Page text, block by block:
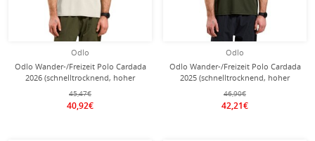
Odlo
Odlo Wander-/Freizeit Polo Cardada
2026 (schnelltrocknend, hoher
Tragekomfort) gardenia beige
Herren
45,47€
40,92€
Odlo
Odlo Wander-/Freizeit Polo Cardada
2025 (schnelltrocknend, hoher
Tragekomfort) khaki/grün Herren
46,90€
42,21€